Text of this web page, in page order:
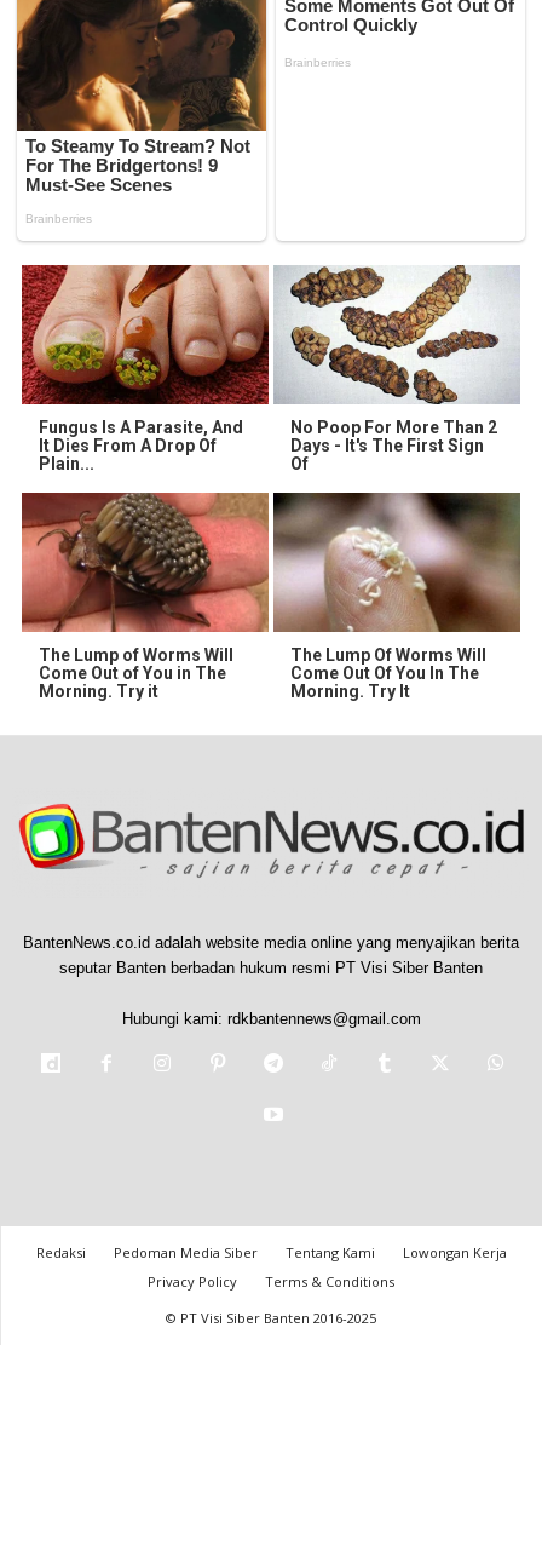
Fungus Is A Parasite, And
It Dies From A Drop Of
Plain...
No Poop For More Than 2
Days - It's The First Sign
Of
The Lump of Worms Will
Come Out of You in The
Morning. Try it
The Lump Of Worms Will
Come Out Of You In The
Morning. Try It
BantenNews.co.id adalah website media online yang menyajikan berita
seputar Banten berbadan hukum resmi PT Visi Siber Banten
Hubungi kami: rdkbantennews@gmail.com
Redaksi Pedoman Media Siber Tentang Kami
Lowongan Kerja
Privacy Policy
Terms & Conditions
© PT Visi Siber Banten 2016-2025